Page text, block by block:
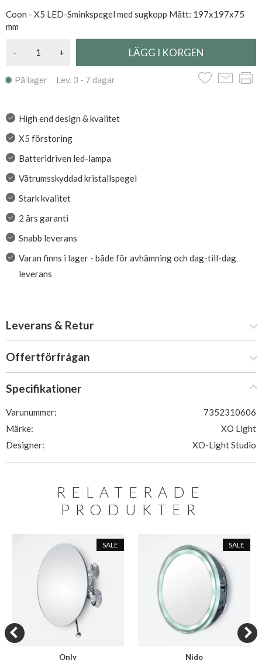
Coon - X5 LED-Sminkspegel med sugkopp Mått: 197x197x75
mm
- +
På lager Lev. 3 - 7 dagar
High end design & kvalitet
X5 förstoring
Batteridriven led-lampa
Våtrumsskyddad kristallspegel
Stark kvalitet
2 års garanti
Snabb leverans
Varan finns i lager - både för avhämning och dag-till-dag
leverans
Leverans & Retur
Offertförfrågan
Specifikationer
Varunummer:
7352310606
Märke:
XO Light
Designer:
XO-Light Studio
RELATERADE
PRODUKTER
SALE
Only
SALE
Nido